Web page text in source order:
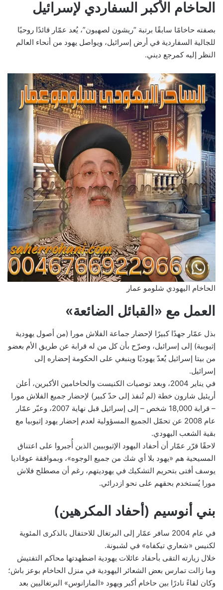
الحاخام الأكبر السفاردي لإسرائيل
بصفته حاخامًا سابقًا برتبة “ريشون لصهيون”، يُعد عمّار قائدًا روحيًا
للجالية السفاردية في أرض إسرائيل، ويواصل يهود من أنحاء العالم
النظر إليه كمرجع ديني.
الحاخام اليهودي شلومو عمار
العمل مع «القبائل الضائعة»
بذل عمّار جهدًا كبيرًا لإحضار جماعة الفلاش مورا (من أصول يهودية
إثيوبية) إلى إسرائيل، وصرّح بأن كل من له قرابة عن طريق الأم بعضو
من بيتا إسرائيل يُعدّ يهوديًا وينبغي على الحكومة إحضاره إلى
إسرائيل.
في يناير 2004، وبعد توصيات الكنيست والحاخامين الأكبرين، أعلن
أريئيل شارون خطة (لم تُنفذ إلى حدّ كبير) لإحضار جميع الفلاش مورا
– قرابة 18,000 شخص – إلى إسرائيل قبل نهاية 2007، وعبّر عمّار
عام 2008 عن تحمّل الجميع المسؤولية لعدم إحضار يهود إثيوبيا مع
بقية الشعب اليهودي.
لاحقًا قرّر عمّار أن أحفاد اليهود الإثيوبيين الذين أُجبروا على اعتناق
المسيحية هم «يهود بلا أي شك من جميع الوجوه»، وبموافقة عوفاديا
يوسف أفتى بتحريم التشكيك في يهوديتهم، رغم أن مصطلح فلاش
مورا يُستخدم بحقهم على نحو ازدرائي.
بني أنوسيم (أحفاد المكرهين)
في عام 2004 سافر عمّار إلى البرتغال للاحتفال بالذكرى المئوية
لكنيس «شعاري تيكفاه» في لشبونة.
خلال زيارته التقى بأحفاد عائلات يهودية اضطهدتها محاكم التفتيش
وما زالت تمارس بعض الشعائر اليهودية في منزل الحاخام بوعز باش؛
وكان لقاءً نادرًا بين حاخام أكبر ويهود «المارانوس» البرتغاليين بعد